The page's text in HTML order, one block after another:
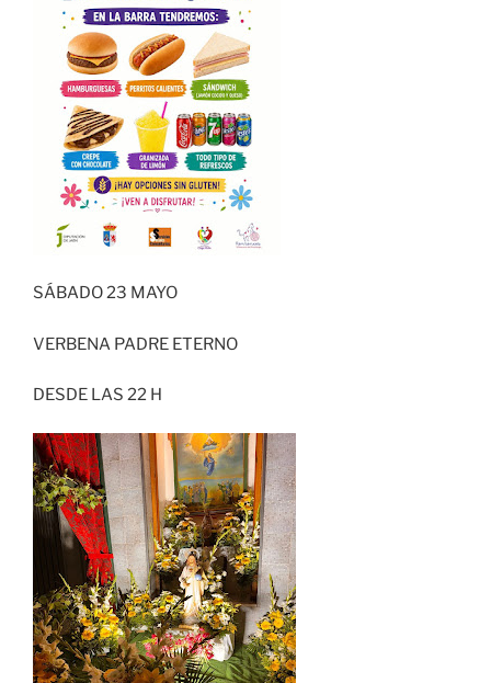
SÁBADO 23 MAYO
VERBENA PADRE ETERNO
DESDE LAS 22 H